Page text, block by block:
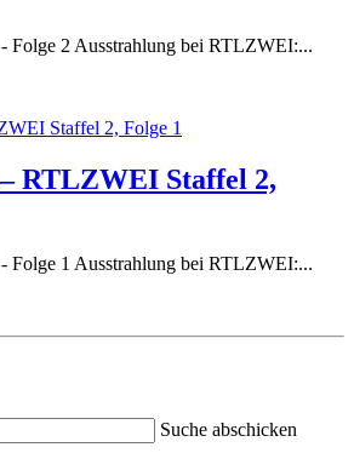
Folge 2 Ausstrahlung bei RTLZWEI:...
RTLZWEI Staffel 2,
Folge 1 Ausstrahlung bei RTLZWEI:...
Suche abschicken